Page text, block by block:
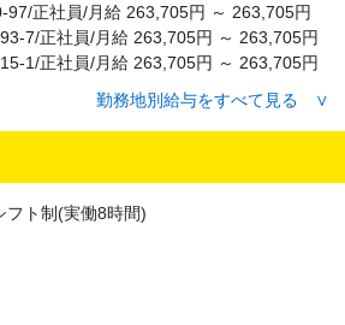
正社員/月給 263,705円 ～ 263,705円
7/正社員/月給 263,705円 ～ 263,705円
1/正社員/月給 263,705円 ～ 263,705円
9/正社員/月給 263,705円 ～ 263,705円
10/正社員/月給 263,705円 ～ 263,705円
勤務地別給与をすべて見る ∨
フト制(実働8時間)